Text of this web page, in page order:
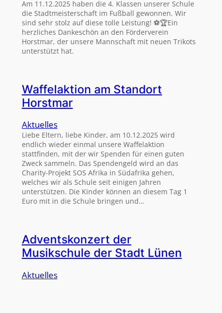
Am 11.12.2025 haben die 4. Klassen unserer Schule
die Stadtmeisterschaft im Fußball gewonnen. Wir
sind sehr stolz auf diese tolle Leistung! ⚽🏆Ein
herzliches Dankeschön an den Förderverein
Horstmar, der unsere Mannschaft mit neuen Trikots
unterstützt hat.
Waffelaktion am Standort
Horstmar
Aktuelles
Liebe Eltern, liebe Kinder, am 10.12.2025 wird
endlich wieder einmal unsere Waffelaktion
stattfinden, mit der wir Spenden für einen guten
Zweck sammeln. Das Spendengeld wird an das
Charity-Projekt SOS Afrika in Südafrika gehen,
welches wir als Schule seit einigen Jahren
unterstützen. Die Kinder können an diesem Tag 1
Euro mit in die Schule bringen und…
Adventskonzert der
Musikschule der Stadt Lünen
Aktuelles